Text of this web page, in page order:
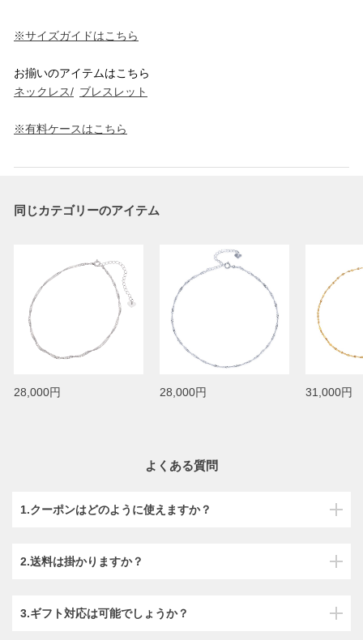
※サイズガイドはこちら
お揃いのアイテムはこちら
ネックレス/ ブレスレット
※有料ケースはこちら
同じカテゴリーのアイテム
28,000円 28,000円 31,000円
よくある質問
1.クーポンはどのように使えますか？
2.送料は掛かりますか？
3.ギフト対応は可能でしょうか？